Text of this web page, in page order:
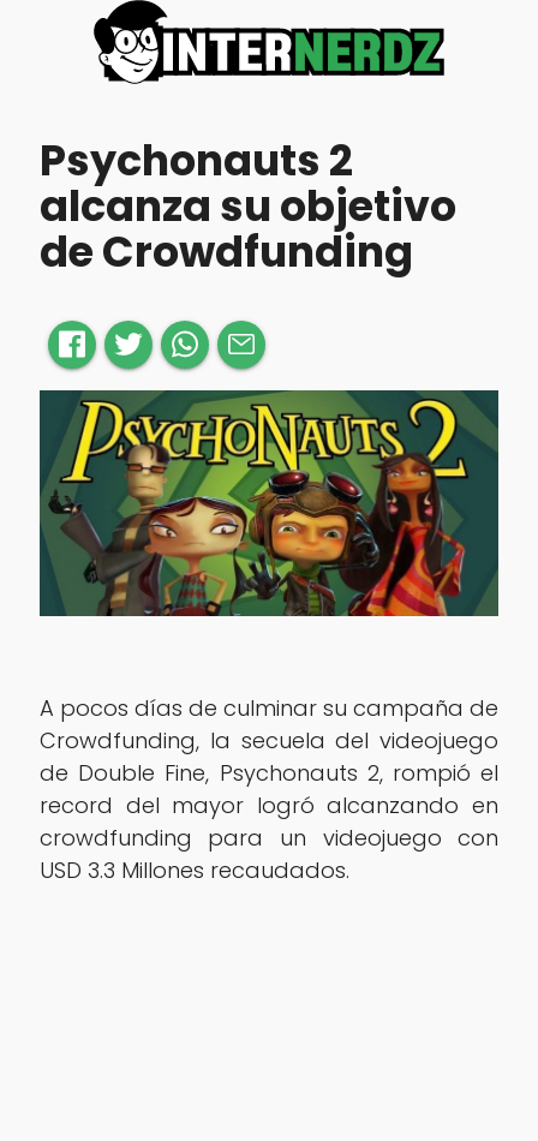
Psychonauts 2
alcanza su objetivo
de Crowdfunding
A pocos días de culminar su campaña de
Crowdfunding, la secuela del videojuego
de Double Fine, Psychonauts 2, rompió el
record del mayor logró alcanzando en
crowdfunding para un videojuego con
USD 3.3 Millones recaudados.